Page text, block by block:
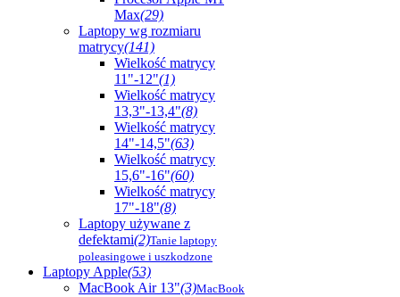
Max(29)
Laptopy wg rozmiaru
matrycy(141)
Wielkość matrycy
11"-12"(1)
Wielkość matrycy
13,3"-13,4"(8)
Wielkość matrycy
14"-14,5"(63)
Wielkość matrycy
15,6"-16"(60)
Wielkość matrycy
17"-18"(8)
Laptopy używane z
defektami(2)Tanie laptopy
poleasingowe i uszkodzone
Laptopy Apple(53)
MacBook Air 13"(3)MacBook